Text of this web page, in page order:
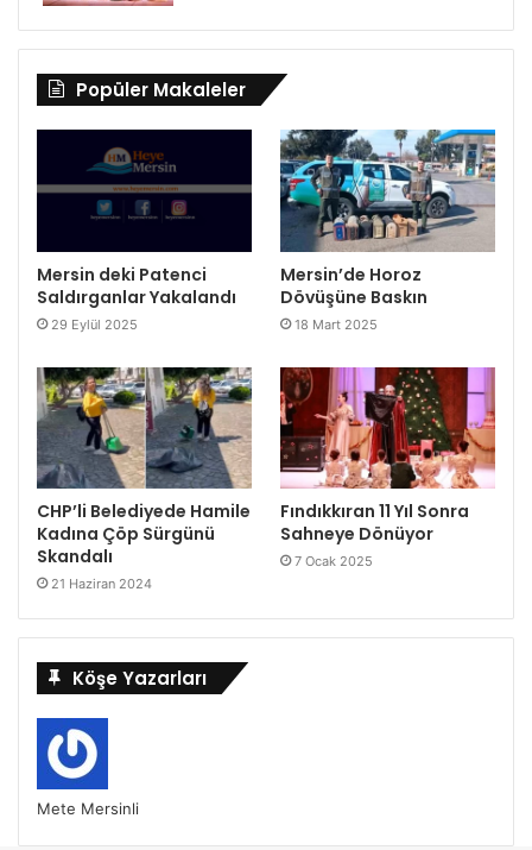
Popüler Makaleler
Mersin deki Patenci
Saldırganlar Yakalandı
29 Eylül 2025
Mersin’de Horoz
Dövüşüne Baskın
18 Mart 2025
CHP’li Belediyede Hamile
Kadına Çöp Sürgünü
Skandalı
21 Haziran 2024
Fındıkkıran 11 Yıl Sonra
Sahneye Dönüyor
7 Ocak 2025
Köşe Yazarları
Mete Mersinli